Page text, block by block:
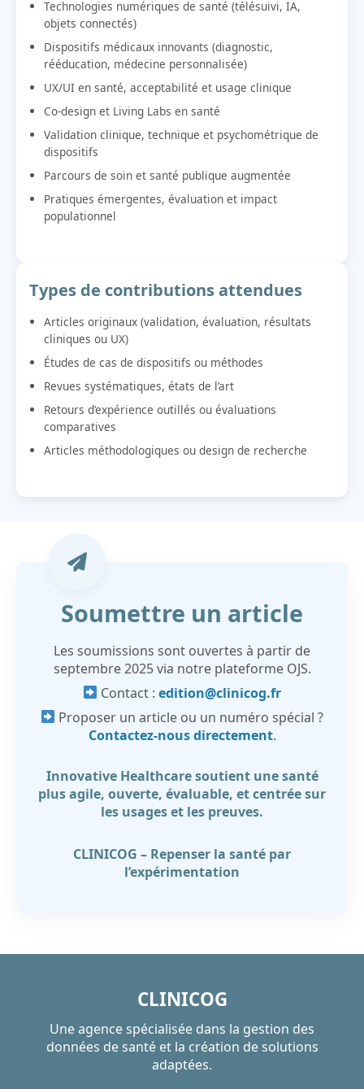
Technologies numériques de santé (télésuivi, IA,
objets connectés)
Dispositifs médicaux innovants (diagnostic,
rééducation, médecine personnalisée)
UX/UI en santé, acceptabilité et usage clinique
Co-design et Living Labs en santé
Validation clinique, technique et psychométrique de
dispositifs
Parcours de soin et santé publique augmentée
Pratiques émergentes, évaluation et impact
populationnel
Types de contributions attendues
Articles originaux (validation, évaluation, résultats
cliniques ou UX)
Études de cas de dispositifs ou méthodes
Revues systématiques, états de l’art
Retours d’expérience outillés ou évaluations
comparatives
Articles méthodologiques ou design de recherche
Soumettre un article
Les soumissions sont ouvertes à partir de
septembre 2025 via notre plateforme OJS.
Contact :edition@clinicog.fr
Proposer un article ou un numéro spécial ?
Contactez-nous directement.
Innovative Healthcare soutient une santé
plus agile, ouverte, évaluable, et centrée sur
les usages et les preuves.
CLINICOG – Repenser la santé par
l’expérimentation
CLINICOG
Une agence spécialisée dans la gestion des
données de santé et la création de solutions
adaptées.